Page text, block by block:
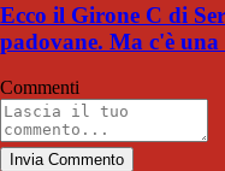
Ecco il Girone C di
padovane. Ma c'è una
Commenti
Invia Commento